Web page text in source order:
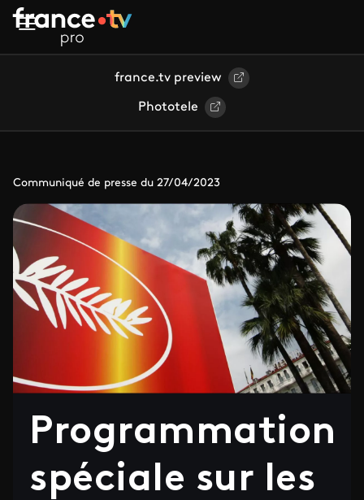
Aller au contenu principal
france.tv preview
Phototele
Communiqué de presse du 27/04/2023
Programmation
spéciale sur les